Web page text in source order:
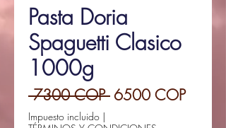
Pasta Doria
Spaguetti Clasico
1000g
7300 COP Precio
6500 COPPrecio
Impuesto incluido |